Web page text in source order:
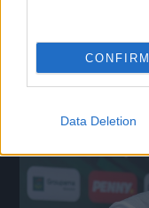
CONFIRM
Data Deletion